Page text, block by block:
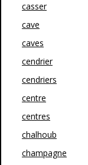
casser
cave
caves
cendrier
cendriers
centre
centres
chalhoub
champagne